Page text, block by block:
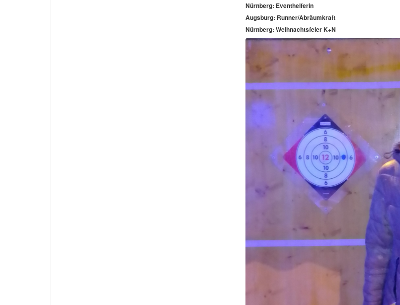
Nürnberg: Eventhelferin
Augsburg: Runner/Abräumkraft
Nürnberg: Weihnachtsfeier K+N